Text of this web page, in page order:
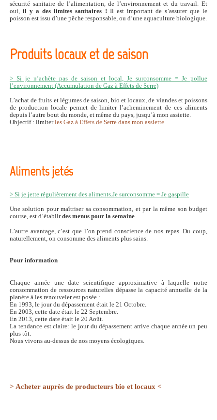
sécurité sanitaire de l’alimentation, de l’environnement et du travail. Et
oui,il y a des limites sanitaires ! Il est important de s’assurer que le
poisson est issu d’une pêche responsable, ou d’une aquaculture biologique.
Produits locaux et de saison
> Si je n’achète pas de saison et local, Je surconsomme = Je pollue
l’environnement (Accumulation de Gaz à Effets de Serre)
L’achat de fruits et légumes de saison, bio et locaux, de viandes et poissons
de production locale permet de limiter l’acheminement de ces aliments
depuis l’autre bout du monde, et même du pays, jusqu’à mon assiette.
Objectif : limiterles Gaz à Effets de Serre dans mon assiette
Aliments jetés
> Si je jette régulièrement des aliments.Je surconsomme = Je gaspille
Une solution pour maîtriser sa consommation, et par la même son budget
course, est d’établirdes menus pour la semaine.
L’autre avantage, c’est que l’on prend conscience de nos repas. Du coup,
naturellement, on consomme des aliments plus sains.
Pour information
Chaque année une date scientifique approximative à laquelle notre
consommation de ressources naturelles dépasse la capacité annuelle de la
planète à les renouveler est posée :
En 1993, le jour du dépassement était le 21 Octobre.
En 2003, cette date était le 22 Septembre.
En 2013, cette date était le 20 Août.
La tendance est claire: le jour du dépassement arrive chaque année un peu
plus tôt.
Nous vivons au-dessus de nos moyens écologiques.
> Acheter auprès de producteurs bio et locaux <